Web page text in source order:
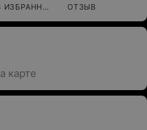
ИЗБРАННОЕ ОТЗЫВ
карте